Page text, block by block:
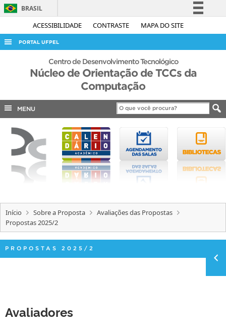
ACESSIBILIDADE CONTRASTE MAPA DO SITE
BRASIL
Simplifique!
Acesso à informação
Legislação
Canais
PORTAL UFPEL
ACESSO À INFORMAÇÃO
AUDITORIA
CONCURSOS
EDITAIS
INTERNACIONAL
OUVIDORIA
Centro de Desenvolvimento Tecnológico
Núcleo de Orientação de TCCs da
Computação
MENU
Início Sobre a Proposta
Avaliações das Propostas
Propostas 2025/2
PROPOSTAS 2025/2
Avaliadores